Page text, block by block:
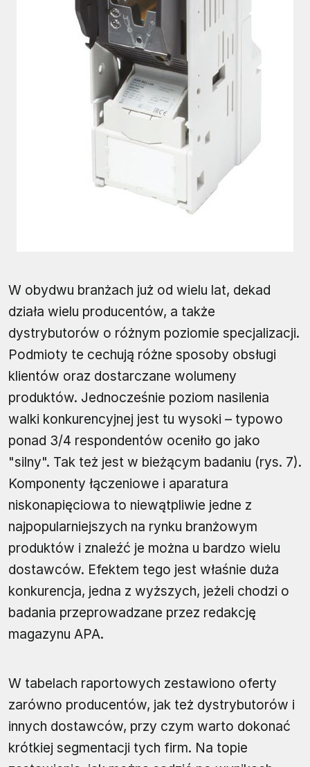
W obydwu branżach już od wielu lat, dekad
działa wielu producentów, a także
dystrybutorów o różnym poziomie specjalizacji.
Podmioty te cechują różne sposoby obsługi
klientów oraz dostarczane wolumeny
produktów. Jednocześnie poziom nasilenia
walki konkurencyjnej jest tu wysoki – typowo
ponad 3/4 respondentów oceniło go jako
"silny". Tak też jest w bieżącym badaniu (rys. 7).
Komponenty łączeniowe i aparatura
niskonapięciowa to niewątpliwie jedne z
najpopularniejszych na rynku branżowym
produktów i znaleźć je można u bardzo wielu
dostawców. Efektem tego jest właśnie duża
konkurencja, jedna z wyższych, jeżeli chodzi o
badania przeprowadzane przez redakcję
magazynu APA.
W tabelach raportowych zestawiono oferty
zarówno producentów, jak też dystrybutorów i
innych dostawców, przy czym warto dokonać
krótkiej segmentacji tych firm. Na topie